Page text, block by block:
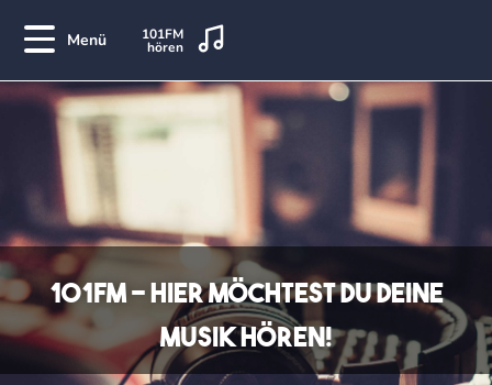
Menü 101FM
hören
101FM - Hier möchtest Du Deine
Musik hören!